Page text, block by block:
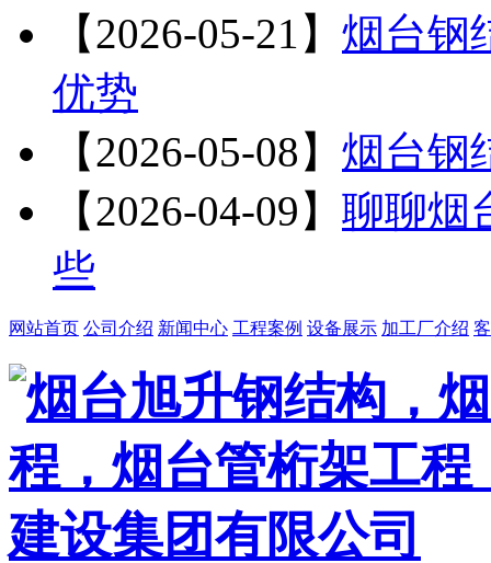
【2026-05-21】 烟台钢
优势
【2026-05-08】 烟台钢
【2026-04-09】 聊聊烟
些
网站首页 公司介绍 新闻中心 工程案例 设备展示 加工厂介绍